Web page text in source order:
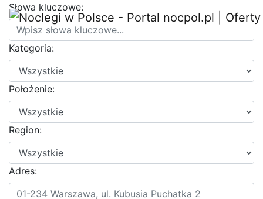
Słowa kluczowe:
Kategoria:
Położenie:
Region:
Adres: